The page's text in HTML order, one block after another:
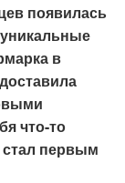
появилась
в
что-то
первым